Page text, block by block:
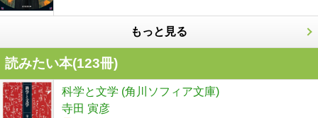
もっと見る
読みたい本(123冊)
科学と文学 (角川ソフィア文庫)
寺田 寅彦